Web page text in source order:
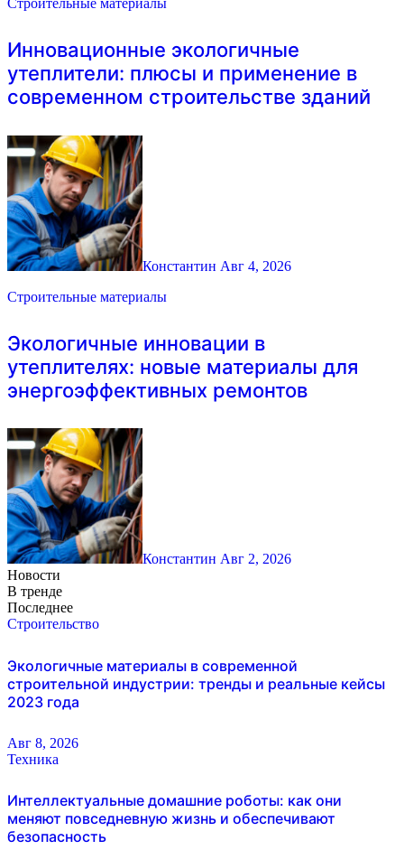
Строительные материалы
Инновационные экологичные
утеплители: плюсы и применение в
современном строительстве зданий
Константин Авг 4, 2026
Строительные материалы
Экологичные инновации в
утеплителях: новые материалы для
энергоэффективных ремонтов
Константин Авг 2, 2026
Новости
В тренде
Последнее
Строительство
Экологичные материалы в современной
строительной индустрии: тренды и реальные кейсы
2023 года
Авг 8, 2026
Техника
Интеллектуальные домашние роботы: как они
меняют повседневную жизнь и обеспечивают
безопасность